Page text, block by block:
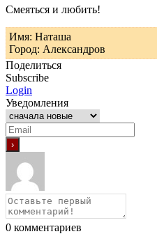
Смеяться и любить!
Имя: Наташа
Город: Александров
Поделиться
Subscribe
Login
Уведомления
0 комментариев